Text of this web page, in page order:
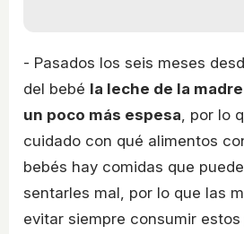
- Pasados los seis meses
del bebé la leche de la
un poco más espesa , por lo
cuidado con qué alimentos
bebés hay comidas que
sentarles mal, por lo que las
evitar siempre consumir